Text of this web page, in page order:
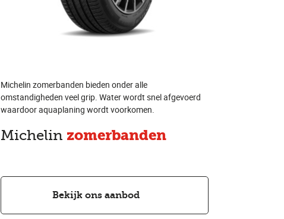
Michelin zomerbanden bieden onder alle
omstandigheden veel grip. Water wordt snel afgevoerd
waardoor aquaplaning wordt voorkomen.
Michelin zomerbanden
Bekijk ons aanbod